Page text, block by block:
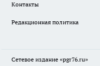
Контакты
Редакционная политика
Сетевое издание «pgr76.ru»